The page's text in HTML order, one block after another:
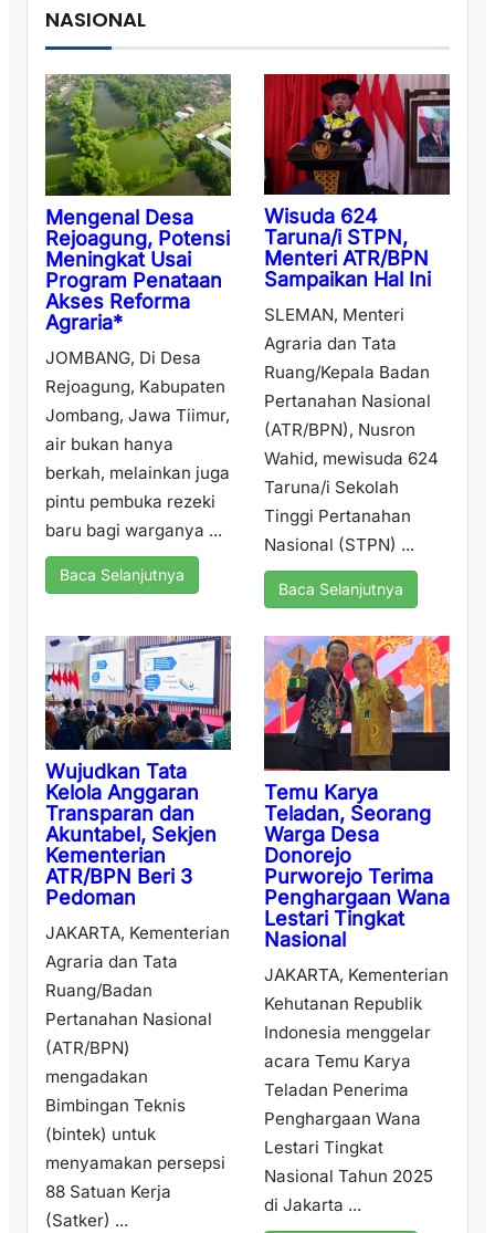
NASIONAL
Mengenal Desa
Rejoagung, Potensi
Meningkat Usai
Program Penataan
Akses Reforma
Agraria*
JOMBANG, Di Desa
Rejoagung, Kabupaten
Jombang, Jawa Tiimur,
air bukan hanya
berkah, melainkan juga
pintu pembuka rezeki
baru bagi warganya ...
Baca Selanjutnya
Wisuda 624
Taruna/i STPN,
Menteri ATR/BPN
Sampaikan Hal Ini
SLEMAN, Menteri
Agraria dan Tata
Ruang/Kepala Badan
Pertanahan Nasional
(ATR/BPN), Nusron
Wahid, mewisuda 624
Taruna/i Sekolah
Tinggi Pertanahan
Nasional (STPN) ...
Baca Selanjutnya
Wujudkan Tata
Kelola Anggaran
Transparan dan
Akuntabel, Sekjen
Kementerian
ATR/BPN Beri 3
Pedoman
JAKARTA, Kementerian
Agraria dan Tata
Ruang/Badan
Pertanahan Nasional
(ATR/BPN)
mengadakan
Bimbingan Teknis
(bintek) untuk
menyamakan persepsi
88 Satuan Kerja
(Satker) ...
Temu Karya
Teladan, Seorang
Warga Desa
Donorejo
Purworejo Terima
Penghargaan Wana
Lestari Tingkat
Nasional
JAKARTA, Kementerian
Kehutanan Republik
Indonesia menggelar
acara Temu Karya
Teladan Penerima
Penghargaan Wana
Lestari Tingkat
Nasional Tahun 2025
di Jakarta ...